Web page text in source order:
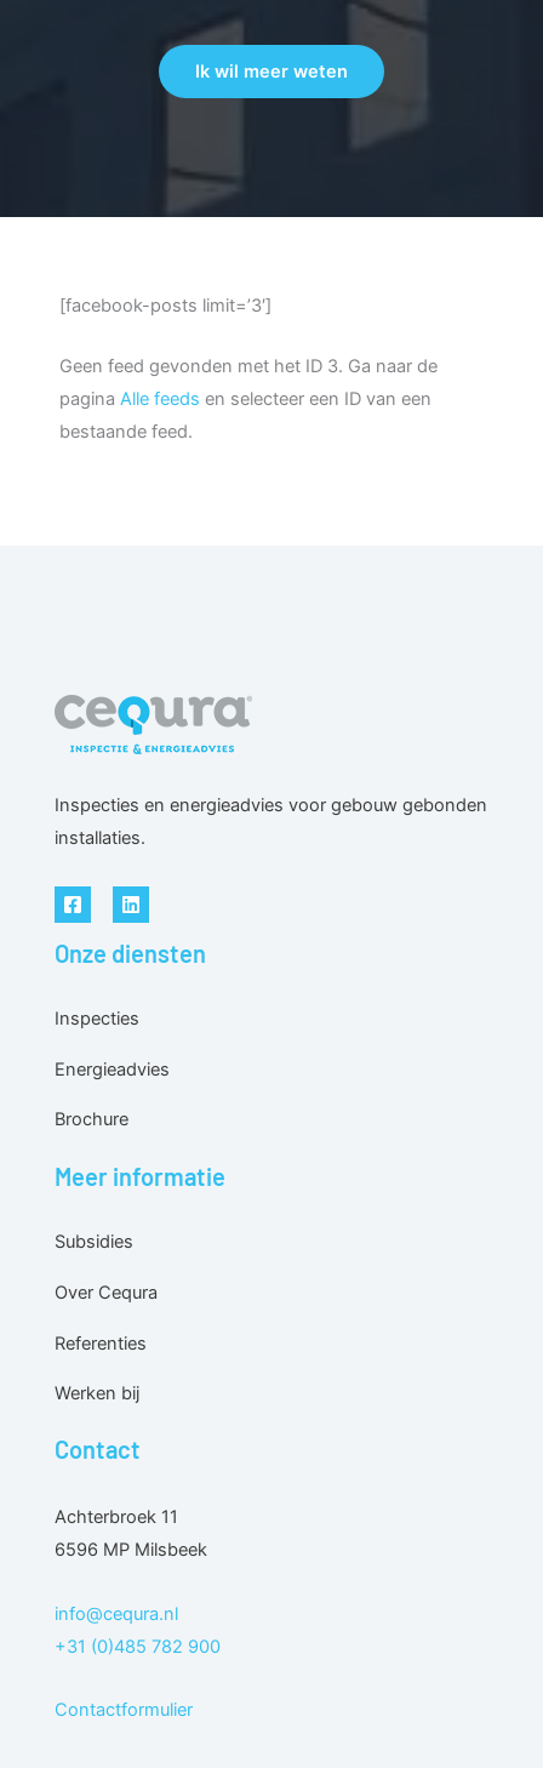
Ik wil meer weten
[facebook-posts limit=’3′]
Geen feed gevonden met het ID 3. Ga naar de
paginaAlle feeds en selecteer een ID van een
bestaande feed.
Inspecties en energieadvies voor gebouw gebonden
installaties.
Onze diensten
Inspecties
Energieadvies
Brochure
Meer informatie
Subsidies
Over Cequra
Referenties
Werken bij
Contact
Achterbroek 11
6596 MP Milsbeek
info@cequra.nl
+31 (0)485 782 900
Contactformulier